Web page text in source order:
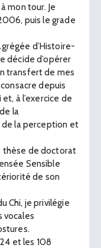
mon tour. Je
puis le grade
d’Histoire-
décide d’opérer
transfert de mes
depuis
et, à l’exercice de
la
de la perception et
thèse de doctorat
Sensible
de son
Chi, je privilégie
vocales
et les 108